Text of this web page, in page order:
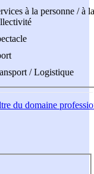
à la personne / à la
/ Logistique
du domaine